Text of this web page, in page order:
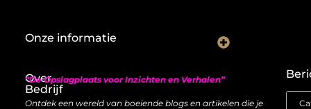
Over
Bedrijf
“De Opslagplaats voor Inzichten en Verhalen”
Ontdek een wereld van boeiende blogs en artikelen die je
Onze informatie